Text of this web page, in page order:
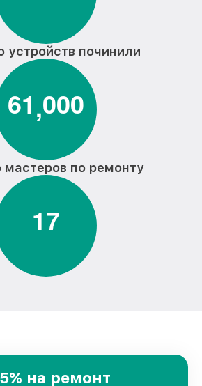
устройств починили
61,000
мастеров по ремонту
17
на ремонт